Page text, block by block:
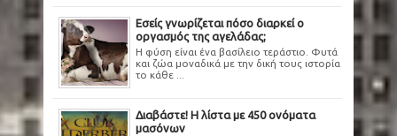
Εσείς γνωρίζεται πόσο διαρκεί ο
οργασμός της αγελάδας;
Η φύση είναι ένα βασίλειο τεράστιο. Φυτά
και ζώα μοναδικά με την δική τους ιστορία
το κάθε ...
Διαβάστε! Η λίστα με 450 ονόματα
μασόνων